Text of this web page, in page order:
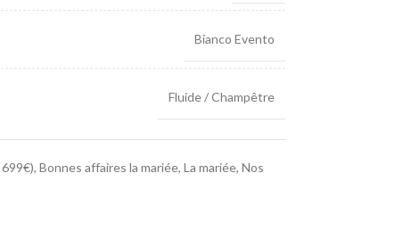
Bianco Evento
Fluide / Champêtre
, Bonnes affaires la mariée, La mariée, Nos